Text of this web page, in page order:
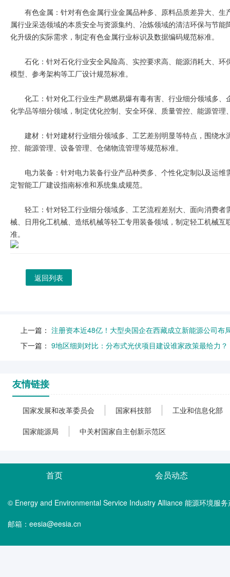
有色金属：针对有色金属行业金属品种多、原料品质差异大、
属行业采选领域的本质安全与资源集约、冶炼领域的清洁环保与节
化升级的实际需求，制定有色金属行业标识及数据编码规范标准。
石化：针对石化行业安全风险高、实控要求高、能源消耗大、
模型、参考架构等工厂设计规范标准。
化工：针对化工行业生产易燃易爆有毒有害、行业细分领域多
化学品等细分领域，制定优化控制、安全环保、质量管控、能源管
建材：针对建材行业细分领域多、工艺差别明显等特点，围绕
控、能源管理、设备管理、仓储物流管理等规范标准。
电力装备：针对电力装备行业产品种类多、个性化定制以及运
定智能工厂建设指南标准和系统集成规范。
轻工：针对轻工行业细分领域多、工艺流程差别大、面向消费
械、日用化工机械、造纸机械等轻工专用装备领域，制定轻工机械
准。
返回列表
上一篇： 注册资本近48亿！大型央国企在西藏成立新能源公司布
下一篇： 9地区细则对比：分布式光伏项目建设谁家政策最给力？
友情链接
国家发展和改革委员会 国家科技部 工业和信息化部
国家能源局 中关村国家自主创新示范区
首页 会员动态
© Energy and Environmental Service Industry Alliance 能源环境服
邮箱：eesia@eesia.cn